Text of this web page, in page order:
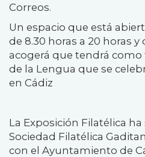
Correos.
Un espacio que está
de 8.30 horas a 20 horas
acogerá que tendrá
de la Lengua que se
en Cádiz
La Exposición Filatélica
Sociedad Filatélica
con el Ayuntamiento de